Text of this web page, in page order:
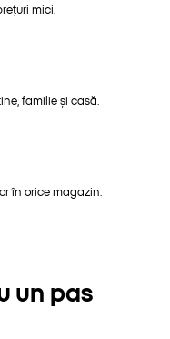
mici.
familie și casă.
în orice magazin.
un pas